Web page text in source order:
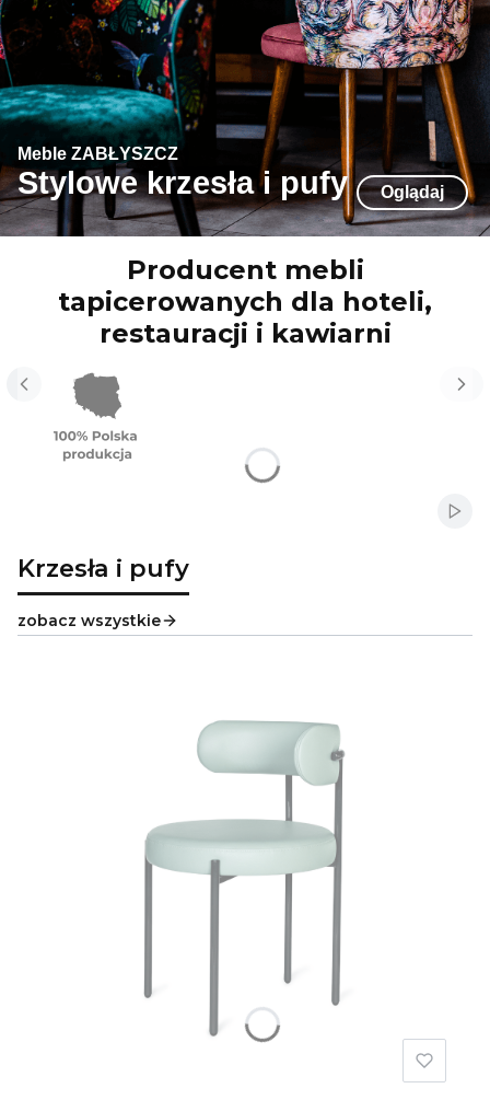
Meble ZABŁYSZCZ
Stylowe krzesła i pufy Oglądaj
Producent mebli
tapicerowanych dla hoteli,
restauracji i kawiarni
Krzesła i pufy
zobacz wszystkie